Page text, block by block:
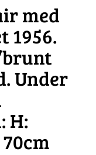
med
1956.
Under
H: